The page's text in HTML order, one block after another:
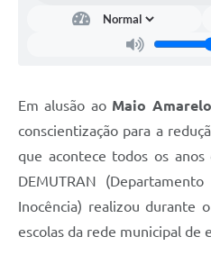
Em alusão ao Maio
conscientização para a
que acontece todos os
DEMUTRAN
Inocência) realizou durante
escolas da rede municipal de